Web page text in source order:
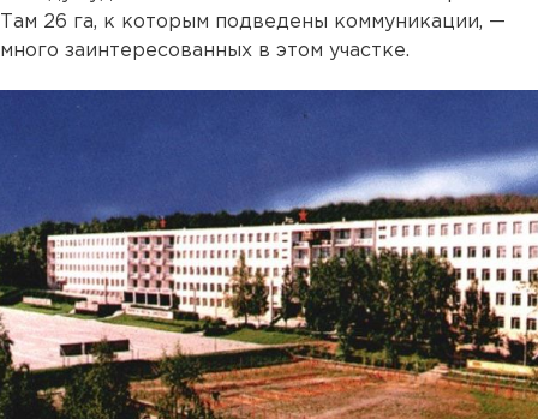
Там 26 га, к которым подведены коммуникации, —
много заинтересованных в этом участке.